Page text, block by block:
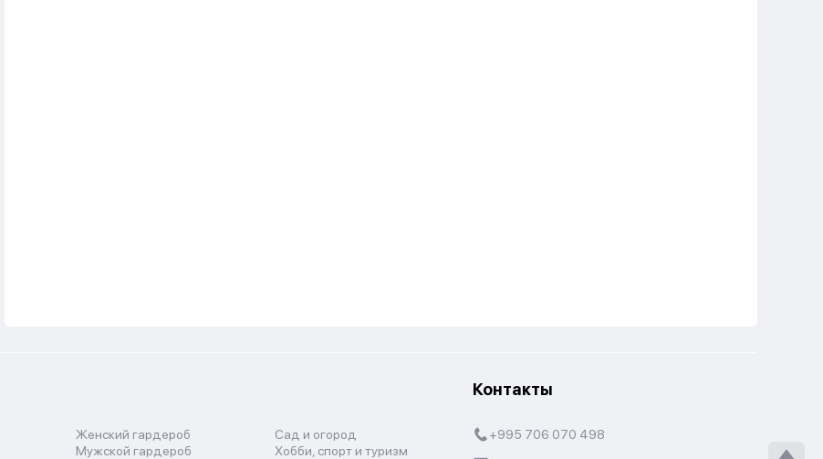
Женский гардероб
Мужской гардероб
Сад и огород
Хобби, спорт и туризм
Контакты
+995 706 070 498